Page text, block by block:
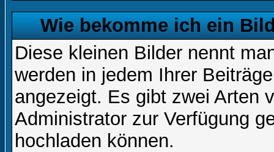
Wie bekomme ich ein
Diese kleinen Bilder nennt
werden in jedem Ihrer
angezeigt. Es gibt zwei Arten
Administrator zur Verfügung
hochladen können.